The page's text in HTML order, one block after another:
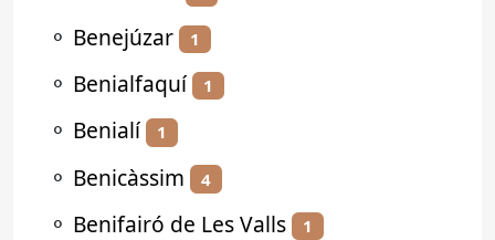
⚬ Benejúzar 1
⚬ Benialfaquí 1
⚬ Benialí 1
⚬ Benicàssim 4
⚬ Benifairó de Les Valls 1